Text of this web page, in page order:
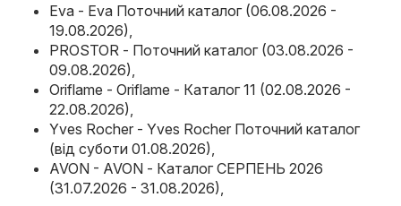
Eva - Eva Поточний каталог (06.08.2026 -
19.08.2026)
PROSTOR - Поточний каталог (03.08.2026 -
09.08.2026)
Oriflame - Oriflame - Каталог 11 (02.08.2026 -
22.08.2026)
Yves Rocher - Yves Rocher Поточний каталог
(від суботи 01.08.2026)
AVON - AVON - Каталог СЕРПЕНЬ 2026
(31.07.2026 - 31.08.2026)